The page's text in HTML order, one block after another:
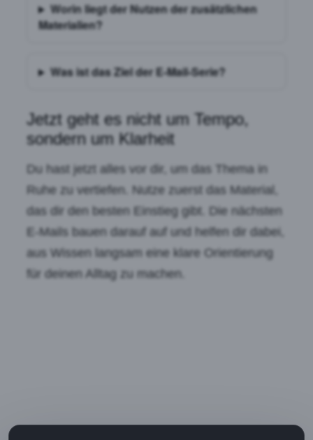
Worin liegt der Nutzen der zusätzlichen
Materialien?
Was ist das Ziel der E-Mail-Serie?
Jetzt geht es nicht um Tempo,
sondern um Klarheit
Du hast jetzt alles vor dir, um das Thema in
Ruhe zu vertiefen. Nutze zuerst das Material,
das dir den besten Einstieg gibt. Die nächsten
E-Mails bauen darauf auf und helfen dir dabei,
aus Wissen langsam eine klare Orientierung
für deinen Alltag zu machen.